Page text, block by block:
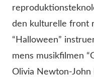
den kulturelle front
“Halloween”
mens musikfilmen
Olivia Newton-